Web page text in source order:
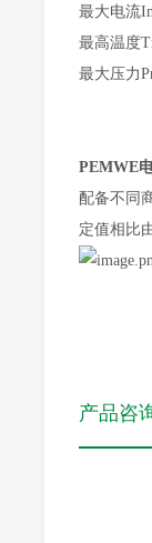
最大电流
最高温度
最大压力
PEMWE
配备不同
定值相比
产品咨